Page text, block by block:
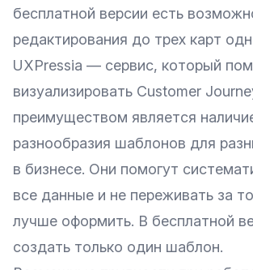
бесплатной версии есть
редактирования до трех карт
UXPressia — сервис, который
визуализировать Customer
преимуществом является
разнообразия шаблонов для
в бизнесе. Они помогут
все данные и не переживать за
лучше оформить. В бесплатной
создать только один шаблон.